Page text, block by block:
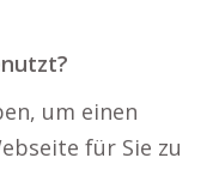
um einen
für Sie zu